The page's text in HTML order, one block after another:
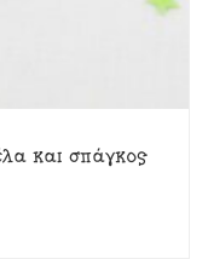
και σπάγκος